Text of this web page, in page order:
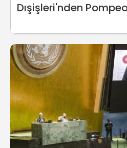
Dışişleri'nden